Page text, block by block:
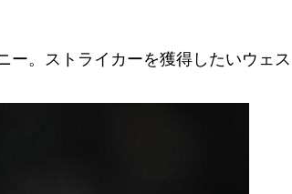
ー。ストライカーを獲得したいウェス